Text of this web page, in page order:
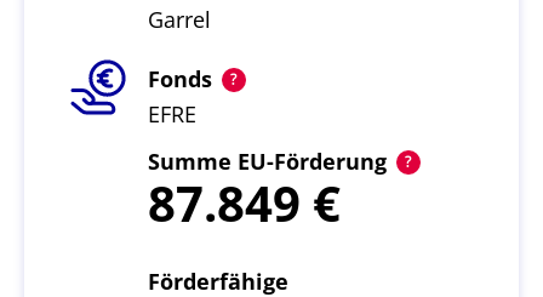
Garrel
Fonds
EFRE
Summe EU-Förderung
87.849
Förderfähige